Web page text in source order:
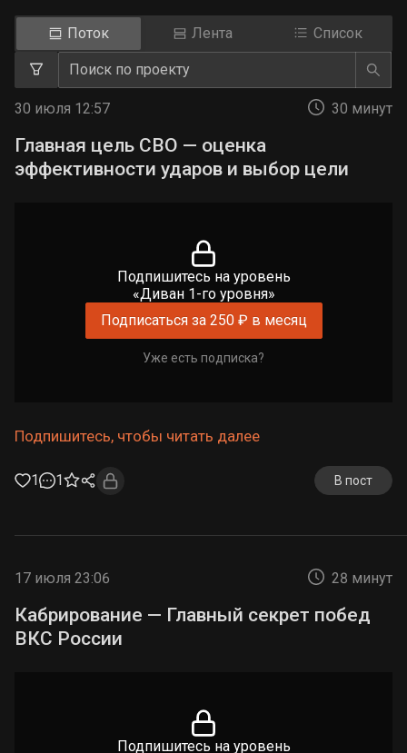
Поток Лента Список
30 июля 12:57 30 минут
Главная цель СВО — оценка
эффективности ударов и выбор цели
Подпишитесь на уровень
«Диван 1-го уровня»
Подписаться за 250 ₽ в месяц
Уже есть подписка?
Подпишитесь, чтобы читать далее
1 1 В пост
17 июля 23:06 28 минут
Кабрирование — Главный секрет побед
ВКС России
Подпишитесь на уровень